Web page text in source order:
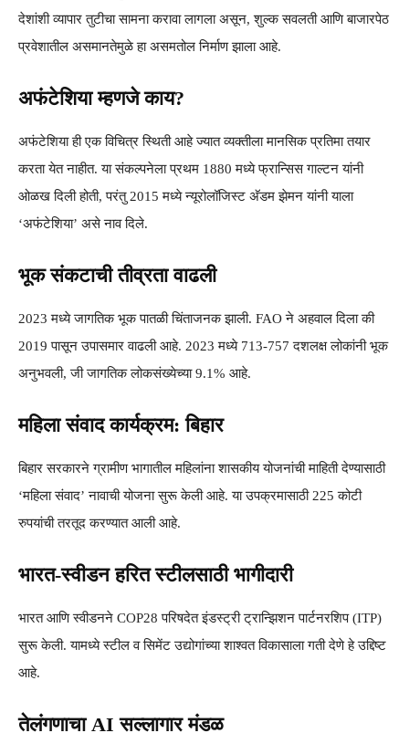
देशांशी व्यापार तुटीचा सामना करावा लागला असून, शुल्क सवलती आणि बाजारपेठ
प्रवेशातील असमानतेमुळे हा असमतोल निर्माण झाला आहे.
अफंटेशिया म्हणजे काय?
अफंटेशिया ही एक विचित्र स्थिती आहे ज्यात व्यक्तीला मानसिक प्रतिमा तयार
करता येत नाहीत. या संकल्पनेला प्रथम 1880 मध्ये फ्रान्सिस गाल्टन यांनी
ओळख दिली होती, परंतु 2015 मध्ये न्यूरोलॉजिस्ट अ‍ॅडम झेमन यांनी याला
‘अफंटेशिया’ असे नाव दिले.
भूक संकटाची तीव्रता वाढली
2023 मध्ये जागतिक भूक पातळी चिंताजनक झाली. FAO ने अहवाल दिला की
2019 पासून उपासमार वाढली आहे. 2023 मध्ये 713-757 दशलक्ष लोकांनी भूक
अनुभवली, जी जागतिक लोकसंख्येच्या 9.1% आहे.
महिला संवाद कार्यक्रम: बिहार
बिहार सरकारने ग्रामीण भागातील महिलांना शासकीय योजनांची माहिती देण्यासाठी
‘महिला संवाद’ नावाची योजना सुरू केली आहे. या उपक्रमासाठी 225 कोटी
रुपयांची तरतूद करण्यात आली आहे.
भारत-स्वीडन हरित स्टीलसाठी भागीदारी
भारत आणि स्वीडनने COP28 परिषदेत इंडस्ट्री ट्रान्झिशन पार्टनरशिप (ITP)
सुरू केली. यामध्ये स्टील व सिमेंट उद्योगांच्या शाश्वत विकासाला गती देणे हे उद्दिष्ट
आहे.
तेलंगणाचा AI सल्लागार मंडळ